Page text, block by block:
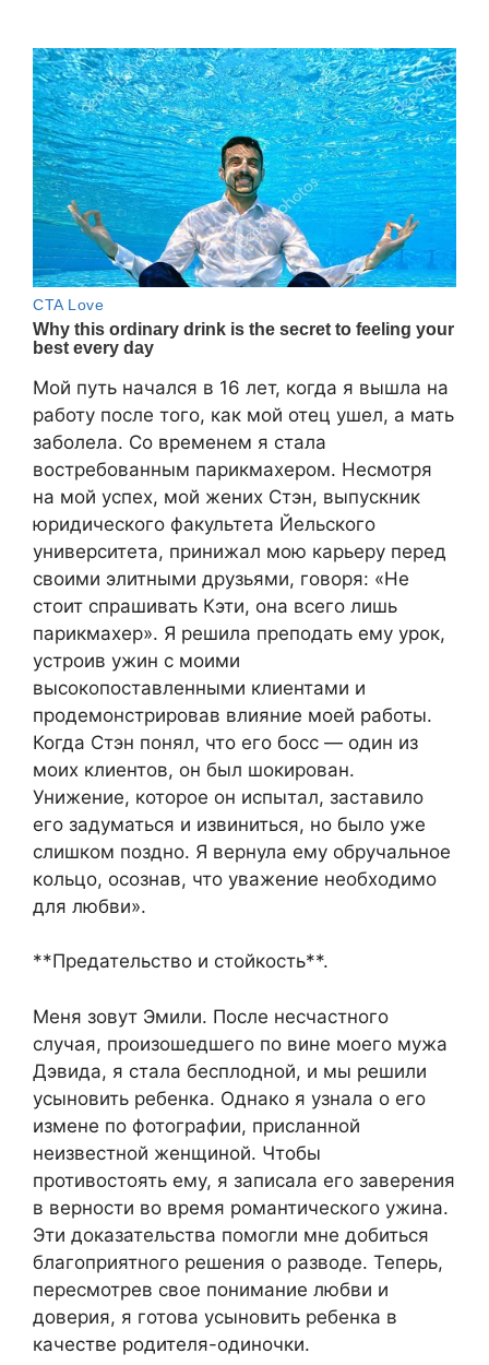
Мой путь начался в 16 лет, когда я вышла на
работу после того, как мой отец ушел, а мать
заболела. Со временем я стала
востребованным парикмахером. Несмотря
на мой успех, мой жених Стэн, выпускник
юридического факультета Йельского
университета, принижал мою карьеру перед
своими элитными друзьями, говоря: «Не
стоит спрашивать Кэти, она всего лишь
парикмахер». Я решила преподать ему урок,
устроив ужин с моими
высокопоставленными клиентами и
продемонстрировав влияние моей работы.
Когда Стэн понял, что его босс — один из
моих клиентов, он был шокирован.
Унижение, которое он испытал, заставило
его задуматься и извиниться, но было уже
слишком поздно. Я вернула ему обручальное
кольцо, осознав, что уважение необходимо
для любви».
**Предательство и стойкость**.
Меня зовут Эмили. После несчастного
случая, произошедшего по вине моего мужа
Дэвида, я стала бесплодной, и мы решили
усыновить ребенка. Однако я узнала о его
измене по фотографии, присланной
неизвестной женщиной. Чтобы
противостоять ему, я записала его заверения
в верности во время романтического ужина.
Эти доказательства помогли мне добиться
благоприятного решения о разводе. Теперь,
пересмотрев свое понимание любви и
доверия, я готова усыновить ребенка в
качестве родителя-одиночки.